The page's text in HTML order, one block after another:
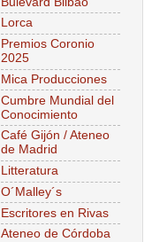
Lorca
Premios Coronio
2025
Mica Producciones
Cumbre Mundial del
Conocimiento
Café Gijón / Ateneo
de Madrid
Litteratura
O´Malley´s
Escritores en Rivas
Ateneo de Córdoba